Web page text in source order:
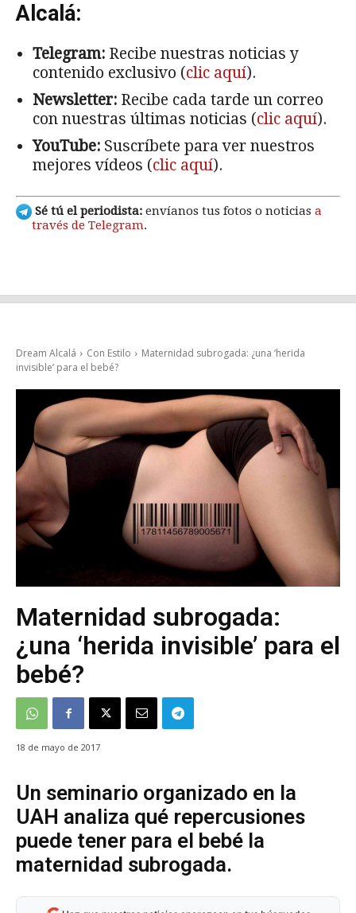
Alcalá:
Telegram: Recibe nuestras noticias y
contenido exclusivo (clic aquí).
Newsletter: Recibe cada tarde un correo
con nuestras últimas noticias (clic aquí).
YouTube: Suscríbete para ver nuestros
mejores vídeos (clic aquí).
Sé tú el periodista: envíanos tus fotos o noticias a
través de Telegram.